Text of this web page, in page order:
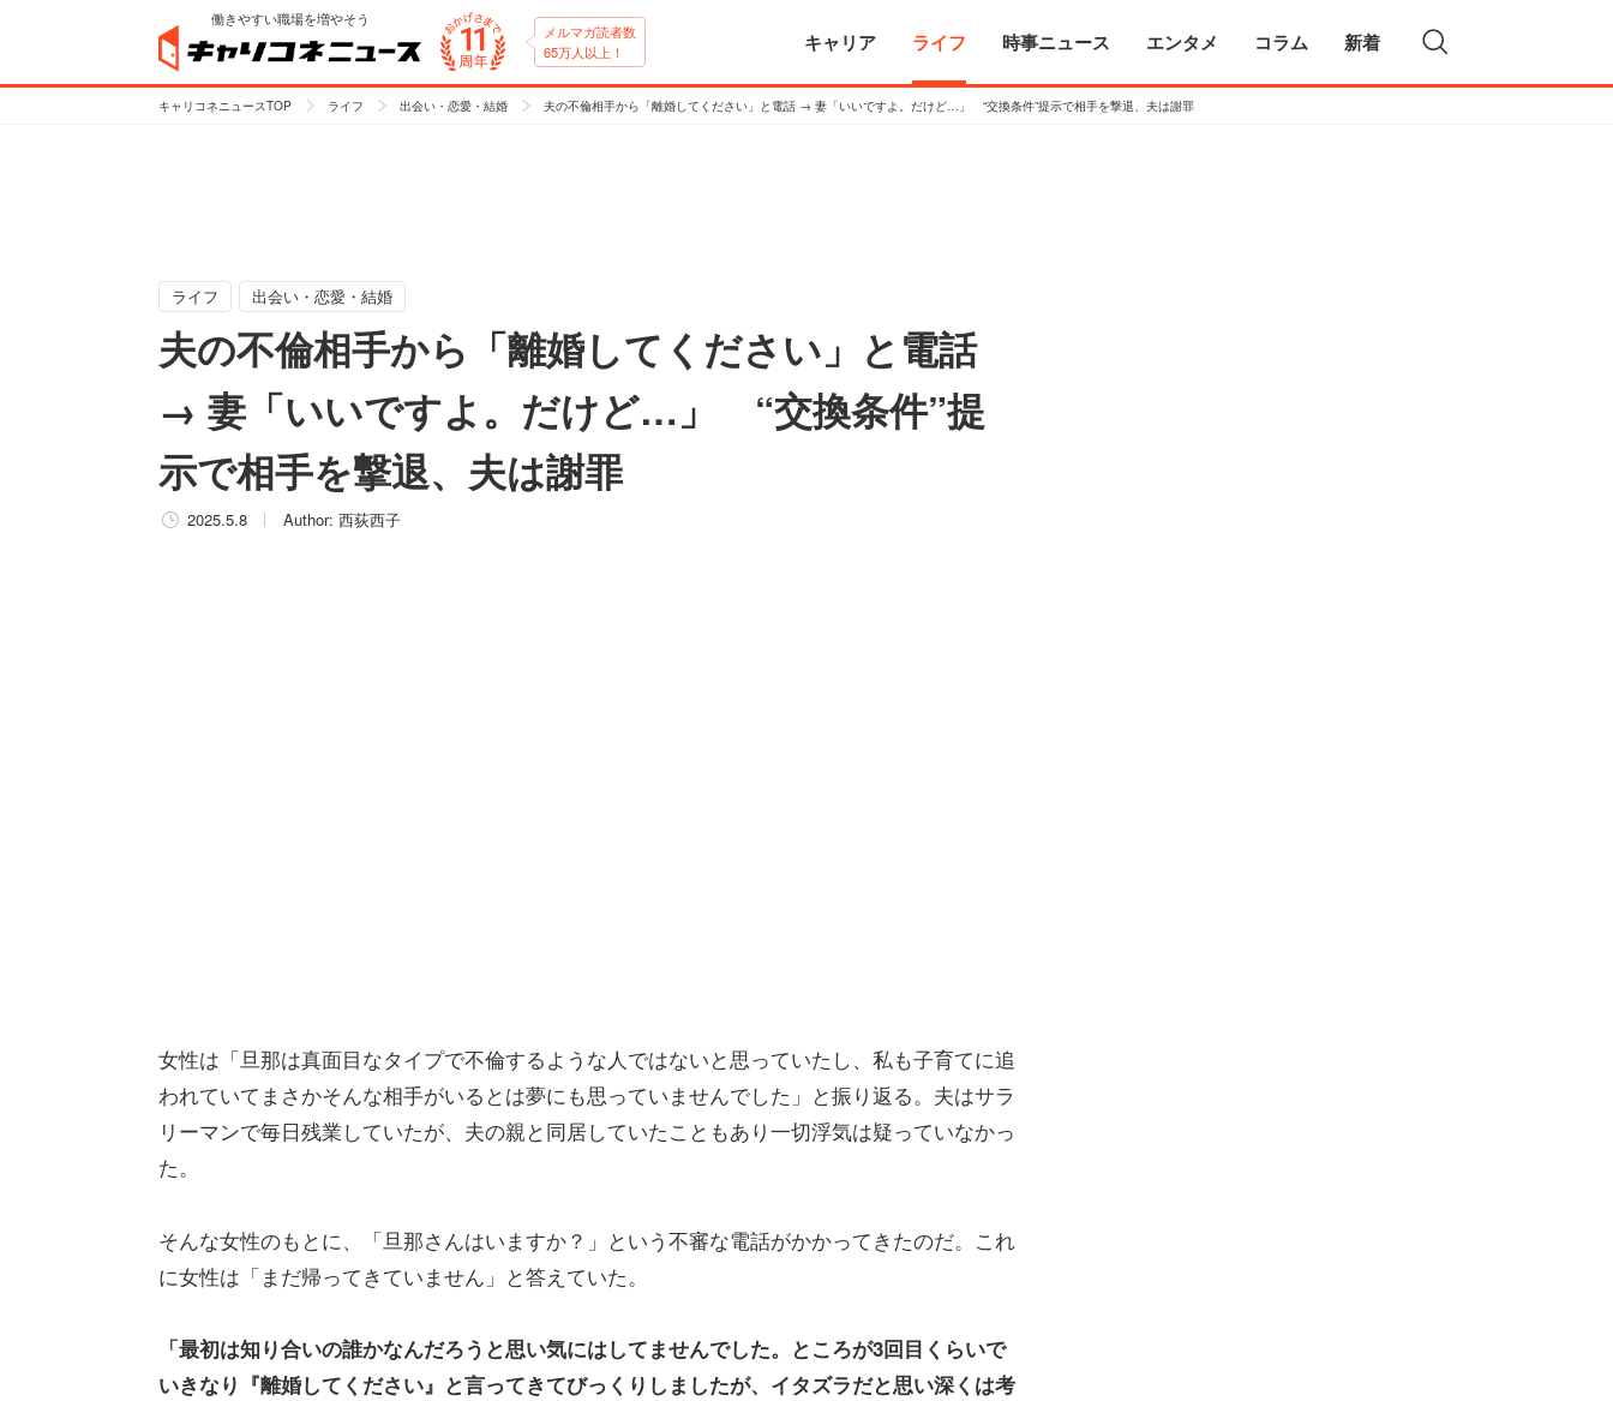
働きやすい職場を増やそう
メルマガ読者数
65万人以上！
キャリア ライフ 時事ニュース エンタメ コラム 新着
キャリコネニュースTOP ライフ 出会い・恋愛・結婚 夫の不倫相手から「離婚してください」と電話 → 妻「いいですよ。だけど…」 “交換条件”提示で相手を撃退、夫は謝罪
ライフ 出会い・恋愛・結婚
夫の不倫相手から「離婚してください」と電話
→ 妻「いいですよ。だけど…」 “交換条件”提
示で相手を撃退、夫は謝罪
2025.5.8 Author: 西荻西子
女性は「旦那は真面目なタイプで不倫するような人ではないと思っていたし、私も子育てに追
われていてまさかそんな相手がいるとは夢にも思っていませんでした」と振り返る。夫はサラ
リーマンで毎日残業していたが、夫の親と同居していたこともあり一切浮気は疑っていなかっ
た。
そんな女性のもとに、「旦那さんはいますか？」という不審な電話がかかってきたのだ。これ
に女性は「まだ帰ってきていません」と答えていた。
「最初は知り合いの誰かなんだろうと思い気にはしてませんでした。ところが3回目くらいで
いきなり『離婚してください』と言ってきてびっくりしましたが、イタズラだと思い深くは考